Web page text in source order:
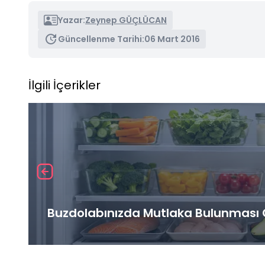
Yazar:Zeynep GÜÇLÜCAN
Güncellenme Tarihi:06 Mart 2016
İlgili İçerikler
Buzdolabınızda Mutlaka Bulunması